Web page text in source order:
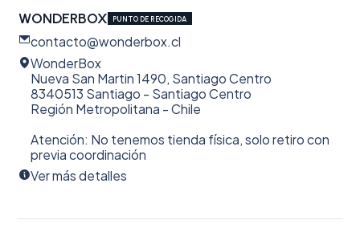
WONDERBOX PUNTO DE RECOGIDA
contacto@wonderbox.cl
WonderBox
Nueva San Martin 1490, Santiago Centro
8340513 Santiago - Santiago Centro
Región Metropolitana - Chile
Atención: No tenemos tienda física, solo retiro con
previa coordinación
Ver más detalles